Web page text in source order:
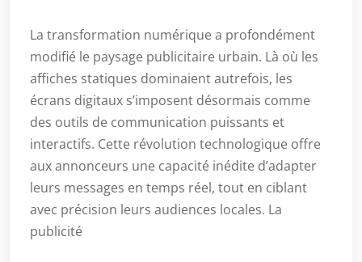
La transformation numérique a profondément
modifié le paysage publicitaire urbain. Là où les
affiches statiques dominaient autrefois, les
écrans digitaux s’imposent désormais comme
des outils de communication puissants et
interactifs. Cette révolution technologique offre
aux annonceurs une capacité inédite d’adapter
leurs messages en temps réel, tout en ciblant
avec précision leurs audiences locales. La
publicité